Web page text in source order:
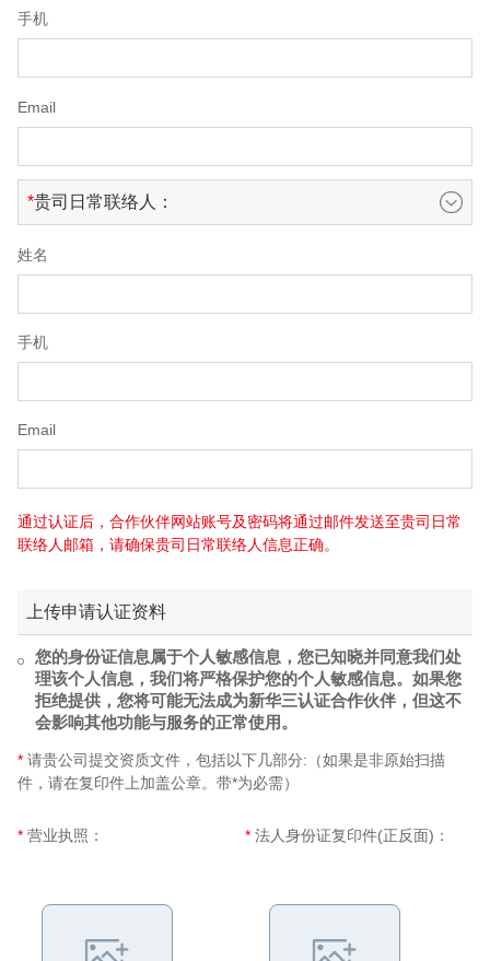
手机
Email
贵司日常联络人：
姓名
手机
Email
通过认证后，合作伙伴网站账号及密码将通过邮件发送至贵司日常
联络人邮箱，请确保贵司日常联络人信息正确。
上传申请认证资料
您的身份证信息属于个人敏感信息，您已知晓并同意我们处
理该个人信息，我们将严格保护您的个人敏感信息。如果您
拒绝提供，您将可能无法成为新华三认证合作伙伴，但这不
会影响其他功能与服务的正常使用。
请贵公司提交资质文件，包括以下几部分:（如果是非原始扫描
件，请在复印件上加盖公章。带*为必需）
营业执照： 法人身份证复印件(正反面)：